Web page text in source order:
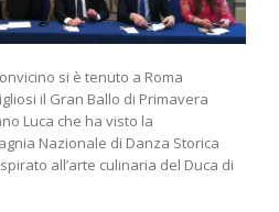
si è tenuto a Roma
il Gran Ballo di Primavera
Luca che ha visto la
Nazionale di Danza Storica
all’arte culinaria del Duca di